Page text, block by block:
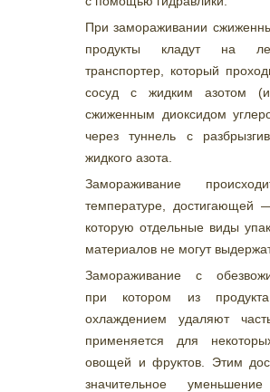
При замораживании
продукты кладут на
транспортер, который
сосуд с жидким азотом
сжиженным диоксидом
через туннель с
жидкого азота.
Замораживание
температуре, достигающей
которую отдельные виды
материалов не могут
Замораживание с
при котором из
охлаждением удаляют
применяется для
овощей и фруктов. Этим
значительное